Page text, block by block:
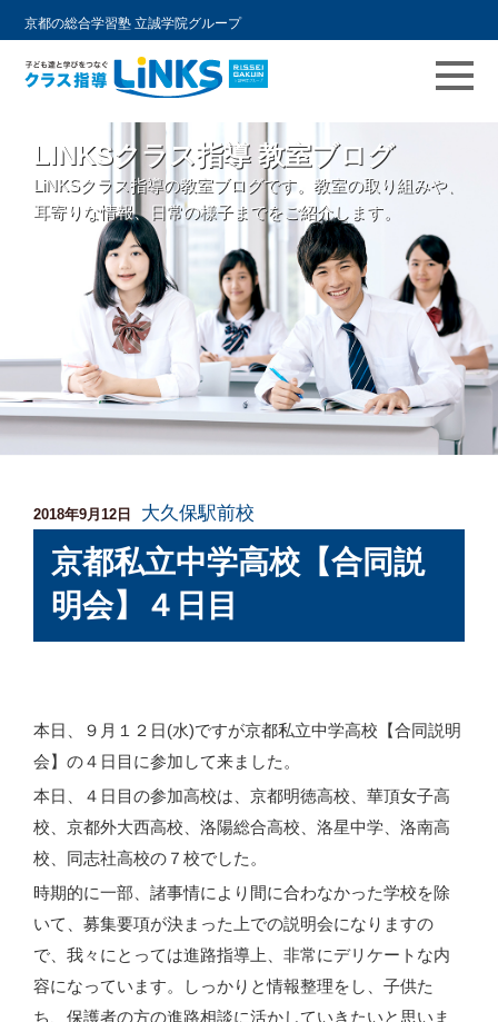
京都の総合学習塾 立誠学院グループ
LINKSクラス指導 教室ブログ
LiNKSクラス指導の教室ブログです。教室の取り組みや、
耳寄りな情報、日常の様子までをご紹介します。
投
2018年9月12日 大久保駅前校
京都私立中学高校【合同説
明会】４日目
本日、９月１２日(水)ですが京都私立中学高校【合同説明
会】の４日目に参加して来ました。
本日、４日目の参加高校は、京都明徳高校、華頂女子高
校、京都外大西高校、洛陽総合高校、洛星中学、洛南高
校、同志社高校の７校でした。
時期的に一部、諸事情により間に合わなかった学校を除
いて、募集要項が決まった上での説明会になりますの
で、我々にとっては進路指導上、非常にデリケートな内
容になっています。しっかりと情報整理をし、子供た
ち、保護者の方の進路相談に活かしていきたいと思いま